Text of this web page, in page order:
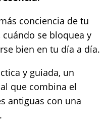
conciencia de tu
se bloquea y
bien en tu día a día.
y guiada, un
que combina el
antiguas con una